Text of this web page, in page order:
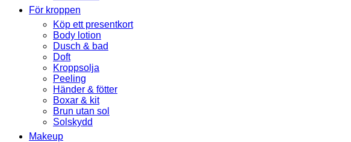
För kroppen
Köp ett presentkort
Body lotion
Dusch & bad
Doft
Kroppsolja
Peeling
Händer & fötter
Boxar & kit
Brun utan sol
Solskydd
Makeup